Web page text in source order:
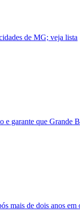
de MG; veja lista
e garante que Grande
mais de dois anos em